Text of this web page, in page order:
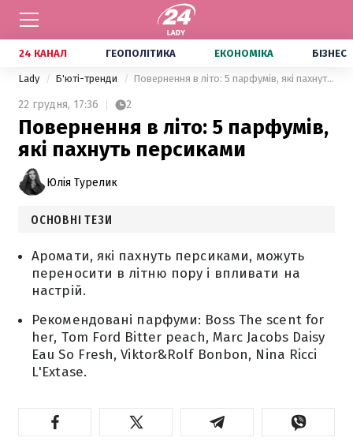
24 КАНАЛ ГЕОПОЛІТИКА ЕКОНОМІКА БІЗНЕС
Lady Б'юті-тренди Повернення в літо: 5 парфумів, які пахнуть персиками
22 грудня, 17:36 2
Повернення в літо: 5 парфумів,
які пахнуть персиками
Юлія Турелик
ОСНОВНІ ТЕЗИ
Аромати, які пахнуть персиками, можуть
переносити в літню пору і впливати на
настрій.
Рекомендовані парфуми: Boss The scent for
her, Tom Ford Bitter peach, Marc Jacobs Daisy
Eau So Fresh, Viktor&Rolf Bonbon, Nina Ricci
L'Extase.